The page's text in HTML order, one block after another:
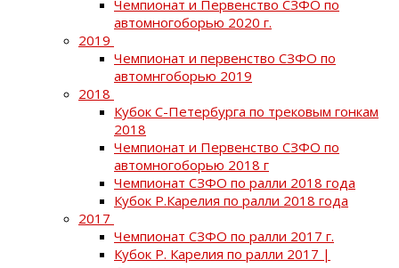
Чемпионат и Первенство СЗФО по
автомногоборью 2020 г.
2019
Чемпионат и первенство СЗФО по
автомнгоборью 2019
2018
Кубок С-Петербурга по трековым гонкам
2018
Чемпионат и Первенство СЗФО по
автомногоборью 2018 г
Чемпионат СЗФО по ралли 2018 года
Кубок Р.Карелия по ралли 2018 года
2017
Чемпионат СЗФО по ралли 2017 г.
Кубок Р. Карелия по ралли 2017 |